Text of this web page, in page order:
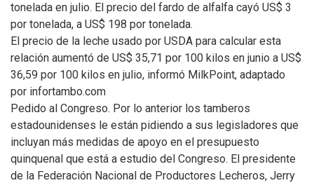
tonelada en julio. El precio del fardo de alfalfa cayó US$ 3
por tonelada, a US$ 198 por tonelada.
El precio de la leche usado por USDA para calcular esta
relación aumentó de US$ 35,71 por 100 kilos en junio a US$
36,59 por 100 kilos en julio, informó MilkPoint, adaptado
por infortambo.com
Pedido al Congreso. Por lo anterior los tamberos
estadounidenses le están pidiendo a sus legisladores que
incluyan más medidas de apoyo en el presupuesto
quinquenal que está a estudio del Congreso. El presidente
de la Federación Nacional de Productores Lecheros, Jerry